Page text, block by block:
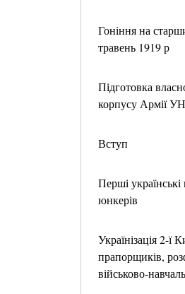
Гоніння на
травень 1919 р
Підготовка
корпусу Армії
Вступ
Перші
юнкерів
Українізація 2-ї
прапорщиків,
військово-